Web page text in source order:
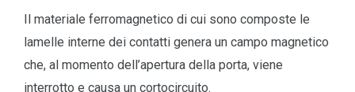
Il materiale ferromagnetico di cui sono composte le
lamelle interne dei contatti genera un campo magnetico
che, al momento dell’apertura della porta, viene
interrotto e causa un cortocircuito.